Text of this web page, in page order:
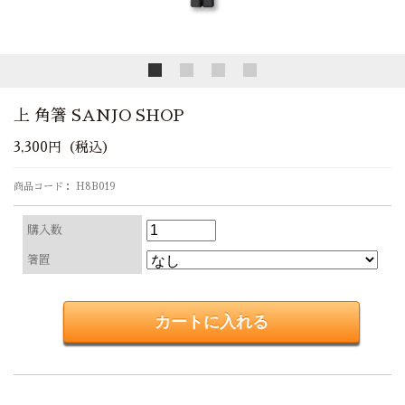
上 角箸 SANJO SHOP
3,300円（税込）
商品コード： H8B019
購入数
箸置